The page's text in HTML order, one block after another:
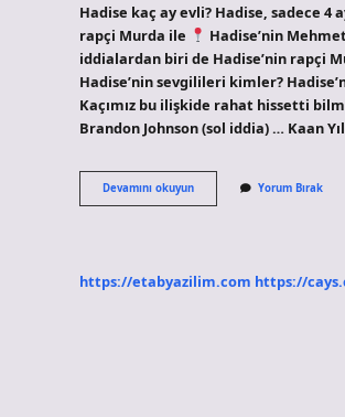
Hadise kaç ay evli? Hadise, sadece 4
rapçi Murda ile
Hadise’nin
iddialardan biri de Hadise’nin rapçi
Hadise’nin sevgilileri kimler?
Kaçımız bu ilişkide rahat hissetti
Brandon Johnson (sol iddia) … Kaan
Devamını okuyunHadise
Kaç
Yorum Bırak
https://etabyazilim.com https://